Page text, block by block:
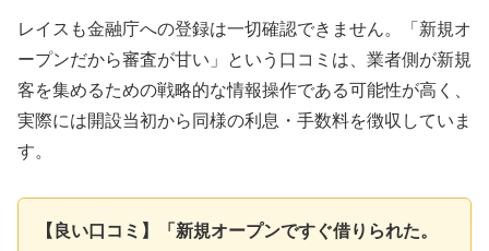
レイスも金融庁への登録は一切確認できません。「新規オ
ープンだから審査が甘い」という口コミは、業者側が新規
客を集めるための戦略的な情報操作である可能性が高く、
実際には開設当初から同様の利息・手数料を徴収していま
す。
【良い口コミ】「新規オープンですぐ借りられた。